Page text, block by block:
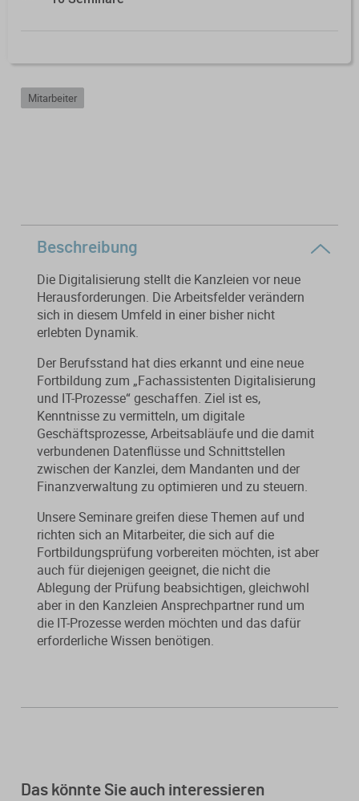
StBVV-Rechner
Gebühren­berechnung leicht
gemacht
Der DWS StBVV-Rechner
unterstützt Sie bei der schnellen
und korrekten
Gebührenberechnung.
Alle Fachmedien
Erscheint in Kürze
Neuheiten
Kanzleischulungen
mit Schaubildern und Testfragen.
Geldwäscheprävention
Berufsrecht
Fit für die Ausbildung
Von der Ausbildung bis zur
erfolgreichen Prüfung – entdecken
Sie unsere Ausbildungsbegleitung
für Steuerfachangestellte.
Alle Weiterbildungen
Erscheint in Kürze
Neuheiten
Verfahrensrecht / Abgabenordnung
Kanzleiorganisation
Beratungsfelder
Gemeinnützigkeit
Nachfolgeberatung
Sanierungsberatung
Wirtschaftsberatung
Existenzgründung
Alle Produkte
Themenpakete
Mitarbeiter
Beschreibung
Die Digitalisierung stellt die Kanzleien vor neue
Herausforderungen. Die Arbeitsfelder verändern
sich in diesem Umfeld in einer bisher nicht
erlebten Dynamik.
Der Berufsstand hat dies erkannt und eine neue
Fortbildung zum „Fachassistenten Digitalisierung
und IT-Prozesse“ geschaffen. Ziel ist es,
Kenntnisse zu vermitteln, um digitale
Geschäftsprozesse, Arbeitsabläufe und die damit
verbundenen Datenflüsse und Schnittstellen
zwischen der Kanzlei, dem Mandanten und der
Finanzverwaltung zu optimieren und zu steuern.
Unsere Seminare greifen diese Themen auf und
richten sich an Mitarbeiter, die sich auf die
Fortbildungsprüfung vorbereiten möchten, ist aber
auch für diejenigen geeignet, die nicht die
Ablegung der Prüfung beabsichtigen, gleichwohl
aber in den Kanzleien Ansprechpartner rund um
die IT-Prozesse werden möchten und das dafür
erforderliche Wissen benötigen.
Das könnte Sie auch interessieren